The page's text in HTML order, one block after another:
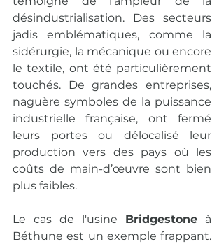
désindustrialisation. Des secteurs
jadis emblématiques, comme la
sidérurgie, la mécanique ou encore
le textile, ont été particulièrement
touchés. De grandes entreprises,
naguère symboles de la puissance
industrielle française, ont fermé
leurs portes ou délocalisé leur
production vers des pays où les
coûts de main-d’œuvre sont bien
plus faibles.
Le cas de l'usine Bridgestone à
Béthune est un exemple frappant.